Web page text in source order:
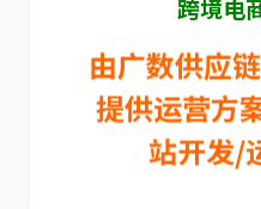
跨境电
由广数供应
提供运营方
站开发/